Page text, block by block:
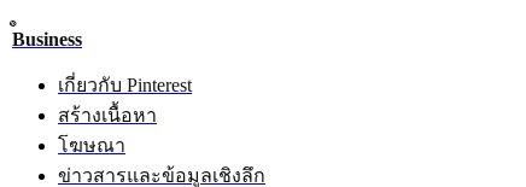
Business
เกี่ยวกับ Pinterest
สร้างเนื้อหา
โฆษณา
ข่าวสารและข้อมูลเชิงลึก